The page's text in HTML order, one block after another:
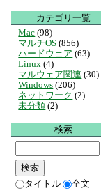
カテゴリ一覧
Mac (98)
マルチOS (856)
ハードウェア (63)
Linux (4)
マルウェア関連 (30)
Windows (206)
ネットワーク (2)
未分類 (2)
検索
タイトル 全文